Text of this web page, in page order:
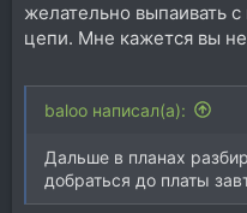
желательно выпаивать с
цепи. Мне кажется вы
baloo написал(а):
Дальше в планах
добраться до платы